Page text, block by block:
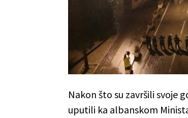
Nakon što su završili svoje
uputili ka albanskom